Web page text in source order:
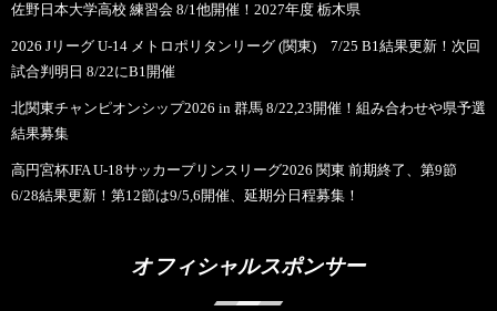
佐野日本大学高校 練習会 8/1他開催！2027年度 栃木県
2026 Jリーグ U-14 メトロポリタンリーグ (関東) 7/25 B1結果更新！次回
試合判明日 8/22にB1開催
北関東チャンピオンシップ2026 in 群馬 8/22,23開催！組み合わせや県予選
結果募集
高円宮杯JFA U-18サッカープリンスリーグ2026 関東 前期終了、第9節
6/28結果更新！第12節は9/5,6開催、延期分日程募集！
オフィシャルスポンサー